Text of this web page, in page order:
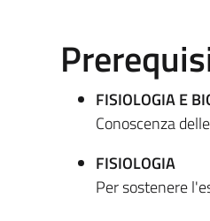
FISIOLOGIA E
Conoscenza
FISIOLOGIA
Per sostenere